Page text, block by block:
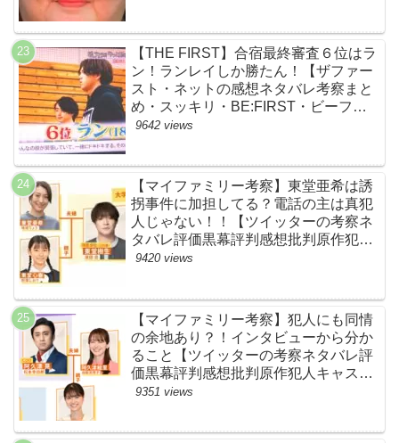
【THE FIRST】合宿最終審査６位はラ
ン！ランレイしか勝たん！【ザファー
スト・ネットの感想ネタバレ考察まと
め・スッキリ・BE:FIRST・ビーファ
ースト】
9642 views
【マイファミリー考察】東堂亜希は誘
拐事件に加担してる？電話の主は真犯
人じゃない！！【ツイッターの考察ネ
タバレ評価黒幕評判感想批判原作犯人
キャスト脚本あらすじ伏線まとめ】
9420 views
【マイファミリー考察】犯人にも同情
の余地あり？！インタビューから分か
ること【ツイッターの考察ネタバレ評
価黒幕評判感想批判原作犯人キャスト
脚本あらすじ伏線まとめ】
9351 views